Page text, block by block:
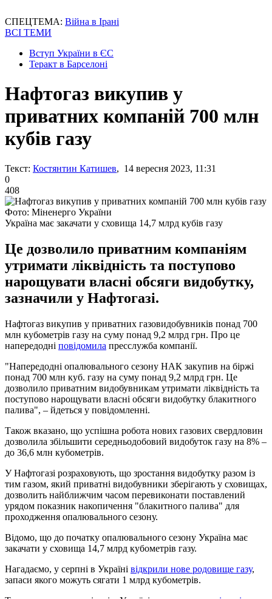
СПЕЦТЕМА: Війна в Ірані
ВСІ ТЕМИ
Вступ України в ЄС
Теракт в Барселоні
Нафтогаз викупив у
приватних компаній 700 млн
кубів газу
Текст: Костянтин Катишев, 14 вересня 2023, 11:31
0
408
Фото: Міненерго України
Україна має закачати у сховища 14,7 млрд кубів газу
Це дозволило приватним компаніям
утримати ліквідність та поступово
нарощувати власні обсяги видобутку,
зазначили у Нафтогазі.
Нафтогаз викупив у приватних газовидобувників понад 700
млн кубометрів газу на суму понад 9,2 млрд грн. Про це
напередодні повідомила пресслужба компанії.
"Напередодні опалювального сезону НАК закупив на біржі
понад 700 млн куб. газу на суму понад 9,2 млрд грн. Це
дозволило приватним видобувникам утримати ліквідність та
поступово нарощувати власні обсяги видобутку блакитного
палива", – йдеться у повідомленні.
Також вказано, що успішна робота нових газових свердловин
дозволила збільшити середньодобовий видобуток газу на 8% –
до 36,6 млн кубометрів.
У Нафтогазі розраховують, що зростання видобутку разом із
тим газом, який приватні видобувники зберігають у сховищах,
дозволить найближчим часом перевиконати поставлений
урядом показник накопичення "блакитного палива" для
проходження опалювального сезону.
Відомо, що до початку опалювального сезону Україна має
закачати у сховища 14,7 млрд кубометрів газу.
Нагадаємо, у серпні в Україні відкрили нове родовище газу,
запаси якого можуть сягати 1 млрд кубометрів.